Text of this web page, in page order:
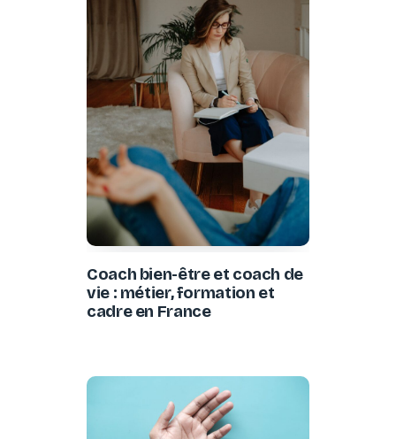
Coach bien-être et coach de
vie : métier, formation et
cadre en France